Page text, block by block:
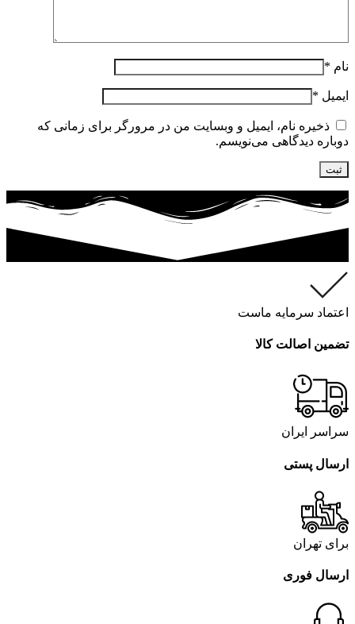
نام *
ایمیل *
ذخیره نام، ایمیل و وبسایت من در مرورگر برای زمانی که
دوباره دیدگاهی می‌نویسم.
اعتماد سرمایه ماست
تضمین اصالت کالا
سراسر ایران
ارسال پستی
برای تهران
ارسال فوری